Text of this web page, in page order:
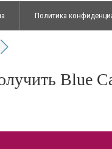
Политика
Blue